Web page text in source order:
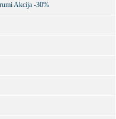
Akcija -30%